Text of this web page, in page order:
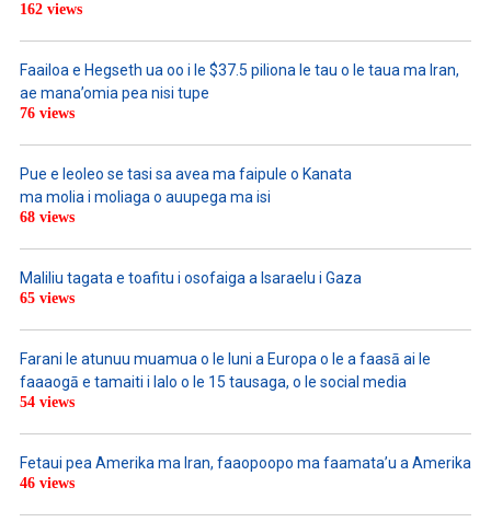
162 views
Faailoa e Hegseth ua oo i le $37.5 piliona le tau o le taua ma Iran,
ae mana’omia pea nisi tupe
76 views
Pue e leoleo se tasi sa avea ma faipule o Kanata
ma molia i moliaga o auupega ma isi
68 views
Maliliu tagata e toafitu i osofaiga a Isaraelu i Gaza
65 views
Farani le atunuu muamua o le Iuni a Europa o le a faasā ai le
faaaogā e tamaiti i lalo o le 15 tausaga, o le social media
54 views
Fetaui pea Amerika ma Iran, faaopoopo ma faamata’u a Amerika
46 views